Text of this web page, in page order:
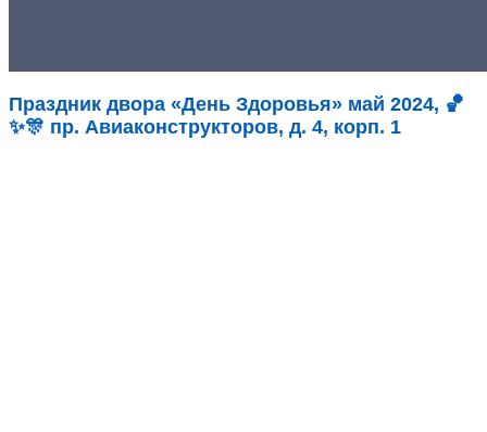
Праздник двора «День Здоровья» май 2024, 🏀
✨🎊 пр. Авиаконструкторов, д. 4, корп. 1